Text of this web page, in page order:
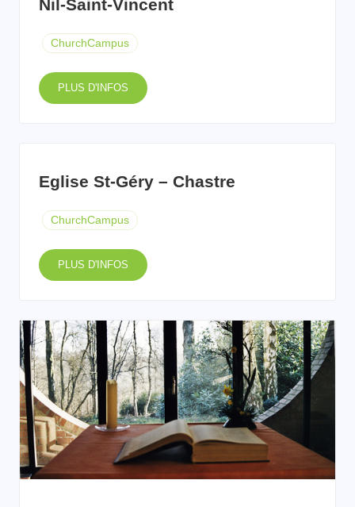
Nil-Saint-Vincent
ChurchCampus
PLUS D'INFOS
Eglise St-Géry – Chastre
ChurchCampus
PLUS D'INFOS